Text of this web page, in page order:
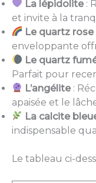
La lépidolite:
et invite à la
Le quartz rose
enveloppante
Le quartz
Parfait pour
L’angélite:
apaisée et le
La calcite
indispensable
Le tableau ci-